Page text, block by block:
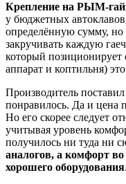
Крепление на РЫМ-
у бюджетных
определённую сумму,
закручивать каждую
который позиционирует
аппарат и коптильня)
Производитель
понравилось. Да и цена
Но его скорее следует
учитывая уровень
получилось ни туда ни
аналогов, а комфорт
хорошего оборудования.